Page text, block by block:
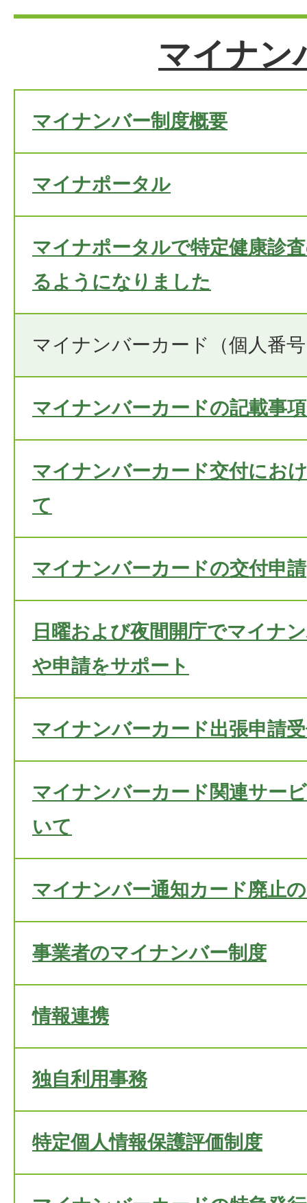
マイナン
マイナンバー制度概要
マイナポータル
マイナポータルで特定健康診
るようになりました
マイナンバーカード（個人番
マイナンバーカードの記載事
マイナンバーカード交付にお
て
マイナンバーカードの交付申請
日曜および夜間開庁でマイナ
や申請をサポート
マイナンバーカード出張申請
マイナンバーカード関連サー
いて
マイナンバー通知カード廃止
事業者のマイナンバー制度
情報連携
独自利用事務
特定個人情報保護評価制度